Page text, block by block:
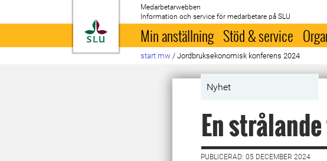
Till startsida
Medarbetarwebben
Information och service för medarbetare på SLU
Min anställning Stöd & service
start mw / Jordbruksekonomisk konferens 2024
Nyhet
En
PUBLICERAD: 05 DECEMBER 2024